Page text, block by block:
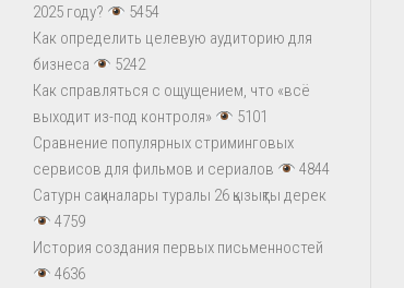
2025 году?
5454
Как определить целевую аудиторию для
бизнеса
5242
Как справляться с ощущением, что «всё
выходит из-под контроля»
5101
Сравнение популярных стриминговых
сервисов для фильмов и сериалов
4844
Сатурн сақиналары туралы 26 қызықты дерек
4759
История создания первых письменностей
4636